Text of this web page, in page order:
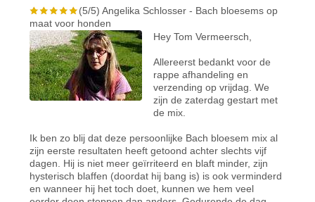
(5/5)Angelika Schlosser - Bach bloesems op
maat voor honden
Hey Tom Vermeersch,
Allereerst bedankt voor de
rappe afhandeling en
verzending op vrijdag. We
zijn de zaterdag gestart met
de mix.
Ik ben zo blij dat deze persoonlijke Bach bloesem mix al
zijn eerste resultaten heeft getoond achter slechts vijf
dagen. Hij is niet meer geïrriteerd en blaft minder, zijn
hysterisch blaffen (doordat hij bang is) is ook verminderd
en wanneer hij het toch doet, kunnen we hem veel